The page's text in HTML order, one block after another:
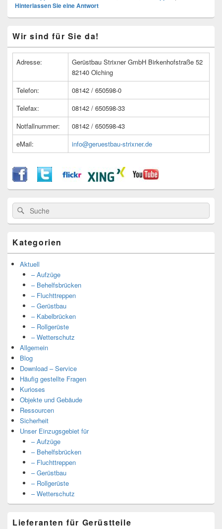
Hinterlassen Sie eine Antwort
Seitenleisten
Widget-
Wir sind für Sie da!
Adresse:
Gerüstbau Strixner GmbH Birkenhofstraße 52
82140 Olching
Telefon:
08142 / 650598-0
Telefax:
08142 / 650598-33
Notfallnummer:
08142 / 650598-43
eMail:
info@geruestbau-strixner.de
Suche
nach:
Suche
Kategorien
Aktuell
– Aufzüge
– Behelfsbrücken
– Fluchttreppen
– Gerüstbau
– Kabelbrücken
– Rollgerüste
– Wetterschutz
Allgemein
Blog
Download – Service
Häufig gestellte Fragen
Kurioses
Objekte und Gebäude
Ressourcen
Sicherheit
Unser Einzugsgebiet für
– Aufzüge
– Behelfsbrücken
– Fluchttreppen
– Gerüstbau
– Rollgerüste
– Wetterschutz
Lieferanten für Gerüstteile